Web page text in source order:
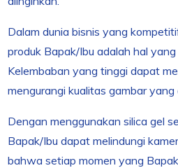
Dalam dunia bisnis yang
produk Bapak/Ibu adalah hal
Kelembaban yang tinggi dapat
mengurangi kualitas gambar yang
Dengan menggunakan silica gel
Bapak/Ibu dapat melindungi
bahwa setiap momen yang